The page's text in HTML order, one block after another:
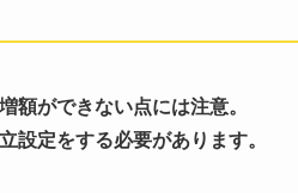
額ができない点には注意。
設定をする必要があります。